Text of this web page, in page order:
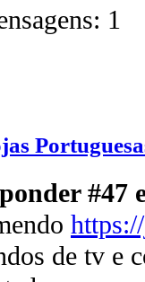
1
#47
de tv e